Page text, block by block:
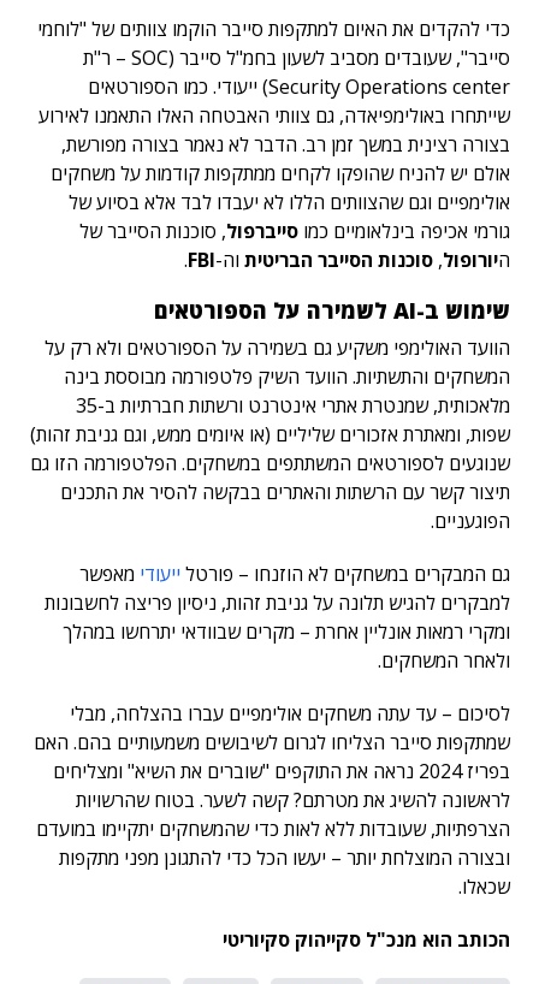
כדי להקדים את האיום למתקפות סייבר הוקמו צוותים של "לוחמי
סייבר", שעובדים מסביב לשעון בחמ"ל סייבר (SOC – ר"ת
Security Operations center) ייעודי. כמו הספורטאים
שייתחרו באולימפיאדה, גם צוותי האבטחה האלו התאמנו לאירוע
בצורה רצינית במשך זמן רב. הדבר לא נאמר בצורה מפורשת,
אולם יש להניח שהופקו לקחים ממתקפות קודמות על משחקים
אולימפיים וגם שהצוותים הללו לא יעבדו לבד אלא בסיוע של
גורמי אכיפה בינלאומיים כמו סייברפול, סוכנות הסייבר של
היורופול, סוכנות הסייבר הבריטית וה-FBI
.
שימוש ב-AI לשמירה על הספורטאים
הוועד האולימפי משקיע גם בשמירה על הספורטאים ולא רק על
המשחקים והתשתיות. הוועד השיק פלטפורמה מבוססת בינה
מלאכותית, שמנטרת אתרי אינטרנט ורשתות חברתיות ב-35
שפות, ומאתרת אזכורים שליליים (או איומים ממש, וגם גניבת זהות)
שנוגעים לספורטאים המשתתפים במשחקים. הפלטפורמה הזו גם
תיצור קשר עם הרשתות והאתרים בבקשה להסיר את התכנים
הפוגעניים.
גם המבקרים במשחקים לא הוזנחו – פורטל ייעודי מאפשר
למבקרים להגיש תלונה על גניבת זהות, ניסיון פריצה לחשבונות
ומקרי רמאות אונליין אחרת – מקרים שבוודאי יתרחשו במהלך
ולאחר המשחקים.
לסיכום – עד עתה משחקים אולימפיים עברו בהצלחה, מבלי
שמתקפות סייבר הצליחו לגרום לשיבושים משמעותיים בהם. האם
בפריז 2024 נראה את התוקפים "שוברים את השיא" ומצליחים
לראשונה להשיג את מטרתם? קשה לשער. בטוח שהרשויות
הצרפתיות, שעובדות ללא לאות כדי שהמשחקים יתקיימו במועדם
ובצורה המוצלחת יותר – יעשו הכל כדי להתגונן מפני מתקפות
שכאלו.
הכותב הוא מנכ"ל סקייהוק סקיוריטי